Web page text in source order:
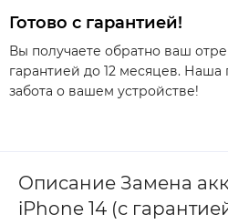
Готово с гарантией!
Вы получаете обратно ваш
гарантией до 12 месяцев. Наша
забота о вашем устройстве!
Описание Замена
iPhone 14 (с